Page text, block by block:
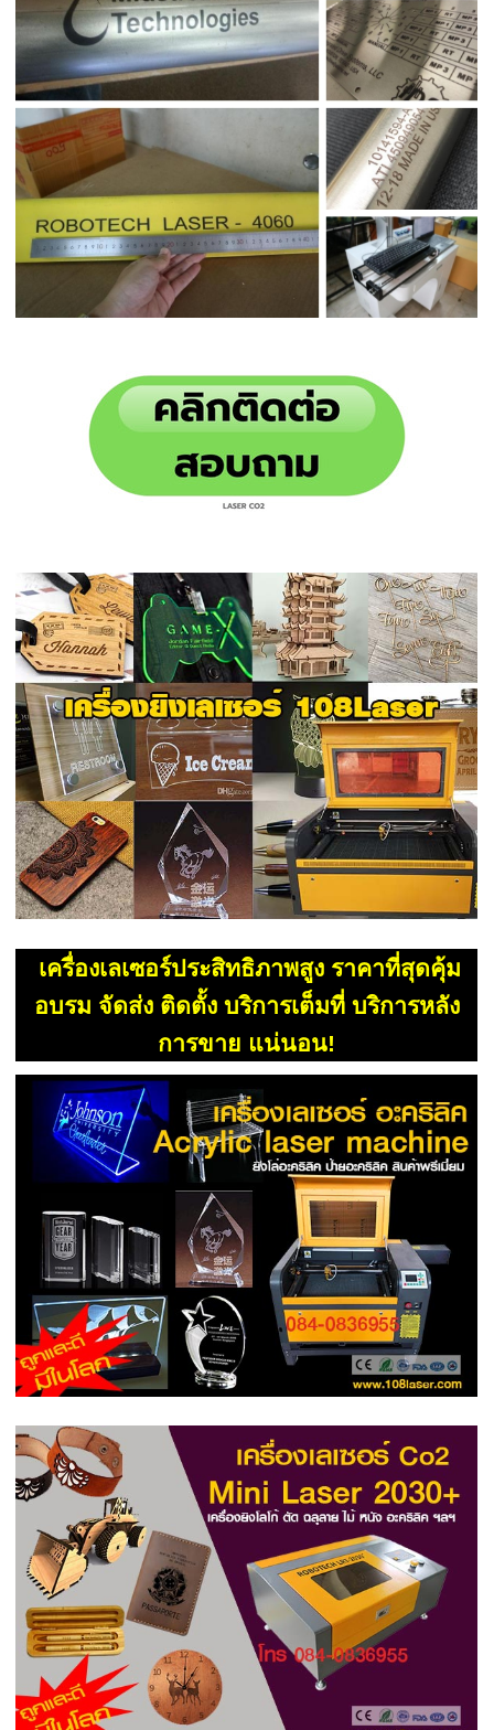
เครื่องเลเซอร์ประสิทธิภาพสูง ราคาที่สุดคุ้ม
อบรม จัดส่ง ติดตั้ง บริการเต็มที่ บริการหลัง
การขาย แน่นอน!